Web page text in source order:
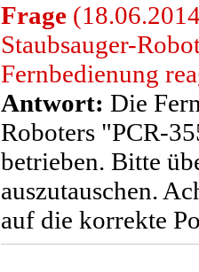
Frage
Staubsauger-
Fernbedienung
Antwort: Die
Roboters "PCR-
betrieben. Bitte
auszutauschen.
auf die korrekte